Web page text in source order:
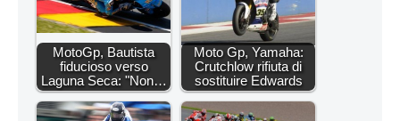
MotoGp, Bautista
fiducioso verso
Laguna Seca: "Non…
Moto Gp, Yamaha:
Crutchlow rifiuta di
sostituire Edwards